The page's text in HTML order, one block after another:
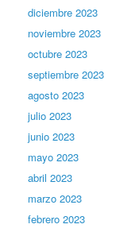
diciembre 2023
noviembre 2023
octubre 2023
septiembre 2023
agosto 2023
julio 2023
junio 2023
mayo 2023
abril 2023
marzo 2023
febrero 2023